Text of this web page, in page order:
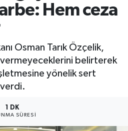
Hem ceza
Osman Tarık Özçelik,
belirterek
yönelik sert
verdi.
1 DK
SÜRESI